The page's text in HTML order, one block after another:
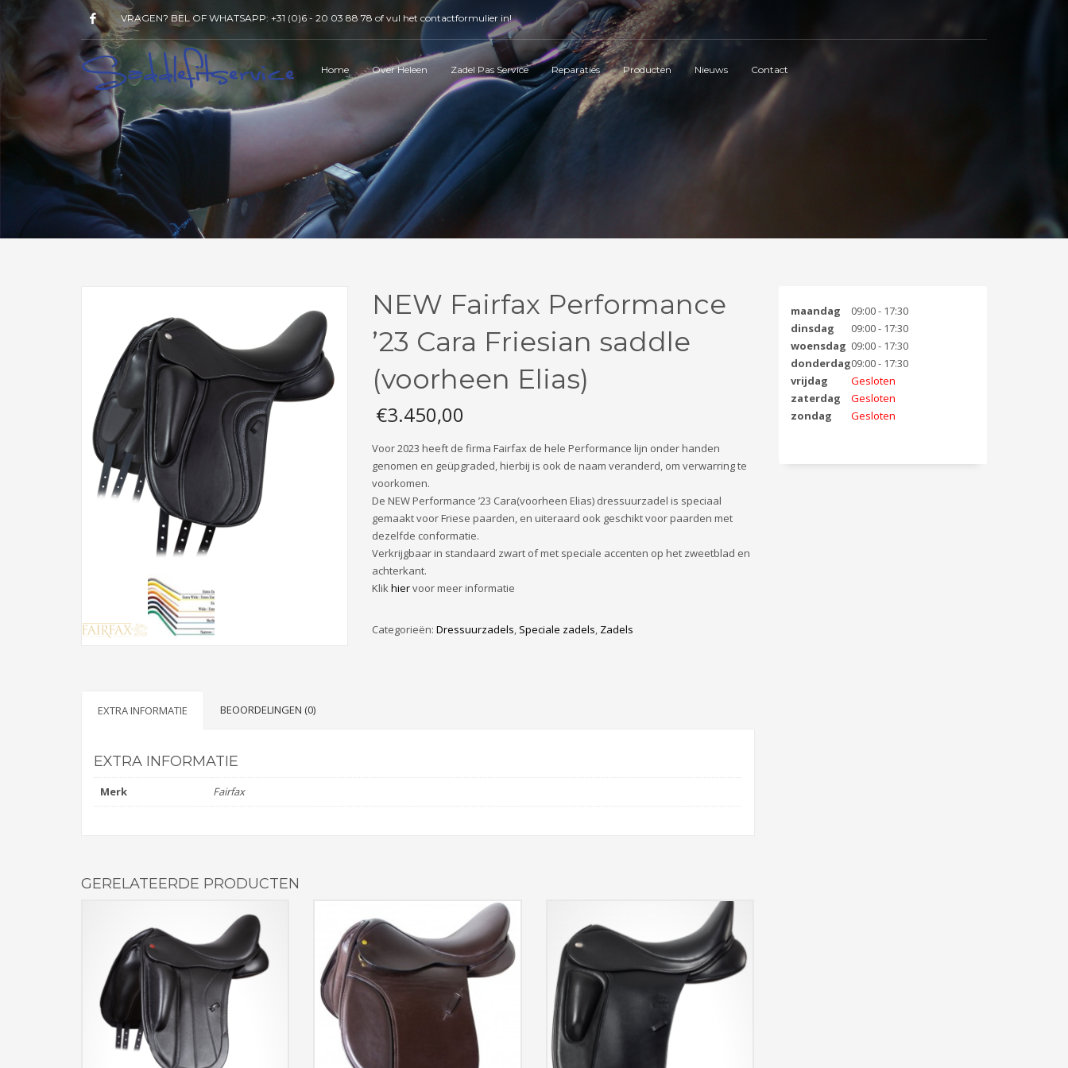
VRAGEN? BEL OF WHATSAPP: +31 (0)6 - 20 03 88 78 of vul het contactformulier in!
Home Over Heleen Zadel Pas Service Reparaties Producten Nieuws Contact
NEW Fairfax Performance
’23 Cara Friesian saddle
(voorheen Elias)
€3.450,00
Voor 2023 heeft de firma Fairfax de hele Performance lijn onder handen
genomen en geüpgraded, hierbij is ook de naam veranderd, om verwarring te
voorkomen.
De NEW Performance ’23 Cara(voorheen Elias) dressuurzadel is speciaal
gemaakt voor Friese paarden, en uiteraard ook geschikt voor paarden met
dezelfde conformatie.
Verkrijgbaar in standaard zwart of met speciale accenten op het zweetblad en
achterkant.
Klikhiervoor meer informatie
Categorieën: Dressuurzadels, Speciale zadels, Zadels
EXTRA INFORMATIE BEOORDELINGEN (0)
EXTRA INFORMATIE
Merk Fairfax
GERELATEERDE PRODUCTEN
maandag
09:00 - 17:30
dinsdag
09:00 - 17:30
woensdag 09:00 - 17:30
donderdag09:00 - 17:30
vrijdag
Gesloten
zaterdag
Gesloten
zondag
Gesloten